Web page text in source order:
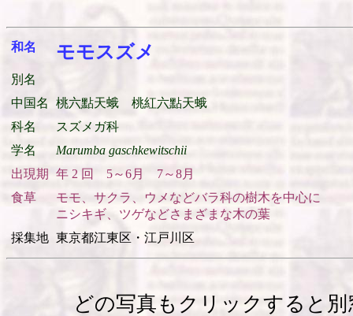
和名 モモスズメ
別名
中国名
桃六點天蛾 桃紅六點天蛾
科名
スズメガ科
学名
Marumba gaschkewitschii
出現期
年 2 回 5～6月 7～8月
食草
モモ、サクラ、ウメなどバラ科の樹木を中心に
ニシキギ、ツゲなどさまざまな木の葉
採集地 東京都江東区・江戸川区
どの写真もクリックすると